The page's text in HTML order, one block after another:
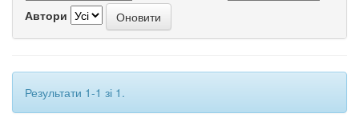
Автори
Результати 1-1 зі 1.